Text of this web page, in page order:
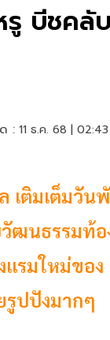
รู บีชคลั
: 11 ธ.ค. 68 |
เติมเต็มวัน
วัฒนธรรมท้อ
แรมใหม่ของ
รูปปังมากๆ